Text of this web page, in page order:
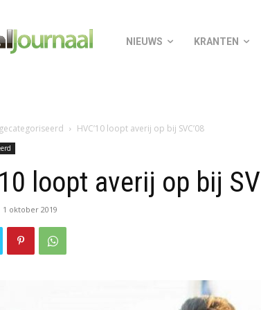
NIEUWS KRANTEN
HVC’10 loopt averij op bij SVC’08
loopt averij op bij
1 oktober 2019